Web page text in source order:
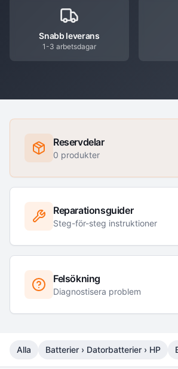
Snabb leverans
1-3 arbetsdagar
Reservdelar
0 produkter
Reparationsguider
Steg-för-steg instruktioner
Felsökning
Diagnostisera problem
Alla Batterier › Datorbatterier › HP